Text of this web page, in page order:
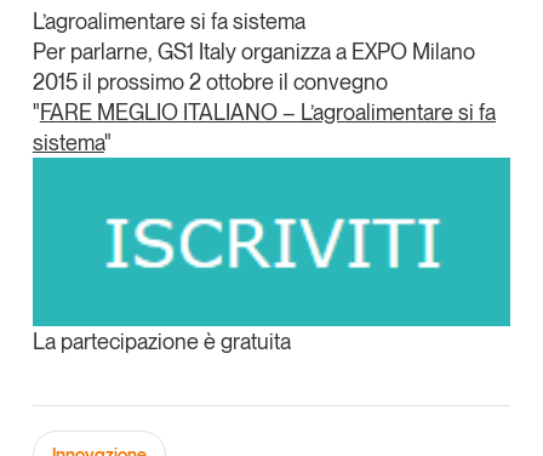
Il Numero
Interviste
Comunicati stampa
Video
Eventi e formazione
Contatti
Linkedin
Copia Link
L’agroalimentare si fa sistema
Per parlarne, GS1 Italyorganizza a EXPO Milano
2015il prossimo2 ottobreil convegno
"FARE MEGLIO ITALIANO – L’agroalimentare si fa
sistema"
La partecipazione è gratuita